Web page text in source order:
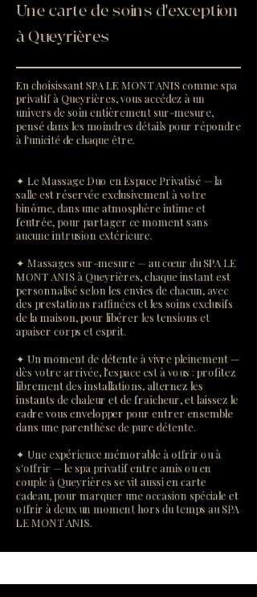
Une carte de soins d'exception
à Queyrières
En choisissant SPA LE MONT ANIS comme spa
privatif à Queyrières, vous accédez à un
univers de soin entièrement sur-mesure,
pensé dans les moindres détails pour répondre
à l'unicité de chaque être.
✦ Le Massage Duo en Espace Privatisé — la
salle est réservée exclusivement à votre
binôme, dans une atmosphère intime et
feutrée, pour partager ce moment sans
aucune intrusion extérieure.
✦ Massages sur-mesure — au cœur du SPA LE
MONT ANIS à Queyrières, chaque instant est
personnalisé selon les envies de chacun, avec
des prestations raffinées et les soins exclusifs
de la maison, pour libérer les tensions et
apaiser corps et esprit.
✦ Un moment de détente à vivre pleinement —
dès votre arrivée, l'espace est à vous : profitez
librement des installations, alternez les
instants de chaleur et de fraîcheur, et laissez le
cadre vous envelopper pour entrer ensemble
dans une parenthèse de pure détente.
✦ Une expérience mémorable à offrir ou à
s'offrir — le spa privatif entre amis ou en
couple à Queyrières se vit aussi en carte
cadeau, pour marquer une occasion spéciale et
offrir à deux un moment hors du temps au SPA
LE MONT ANIS.